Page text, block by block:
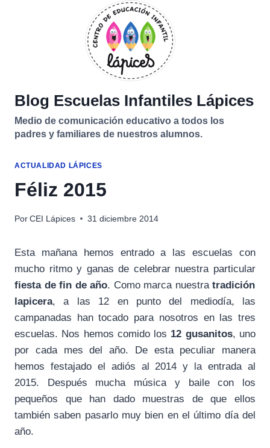
Blog Escuelas Infantiles Lápices
Medio de comunicación educativo a todos los
padres y familiares de nuestros alumnos.
ACTUALIDAD LÁPICES
Féliz 2015
Por CEI Lápices 31 diciembre 2014
Esta mañana hemos entrado a las escuelas con
mucho ritmo y ganas de celebrar nuestra particular
fiesta de fin de año. Como marca nuestratradición
lapicera, a las 12 en punto del mediodía, las
campanadas han tocado para nosotros en las tres
escuelas. Nos hemos comido los 12 gusanitos, uno
por cada mes del año. De esta peculiar manera
hemos festajado el adiós al 2014 y la entrada al
2015. Después mucha música y baile con los
pequeños que han dado muestras de que ellos
también saben pasarlo muy bien en el último día del
año.